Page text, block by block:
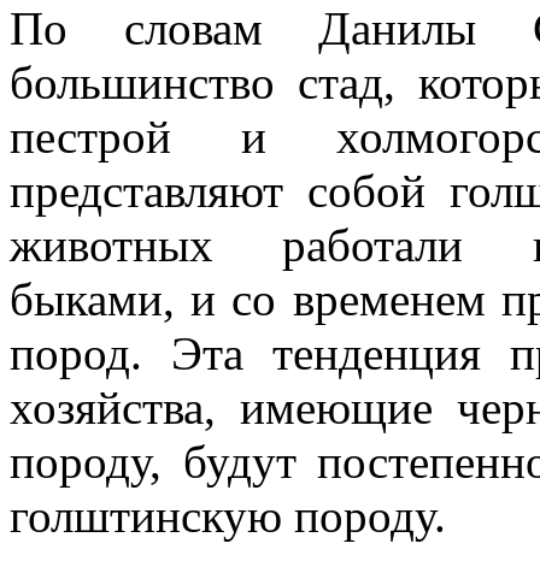
По словам Данилы
большинство стад,
пестрой и
представляют собой
животных работали
быками, и со временем
пород. Эта тенденция
хозяйства, имеющие
породу, будут
голштинскую породу.